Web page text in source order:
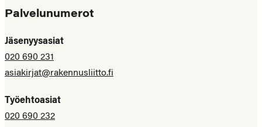
Palvelunumerot
Jäsenyysasiat
020 690 231
asiakirjat@rakennusliitto.fi
Työehtoasiat
020 690 232